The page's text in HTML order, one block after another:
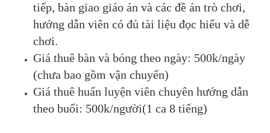
tiếp, bàn giao giáo án và các đề án trò chơi,
hướng dẫn viên có đủ tài liệu đọc hiểu và dễ
chơi.
Giá thuê bàn và bóng theo ngày: 500k/ngày
(chưa bao gồm vận chuyển)
Giá thuê huấn luyện viên chuyên hướng dẫn
theo buổi: 500k/người(1 ca 8 tiếng)